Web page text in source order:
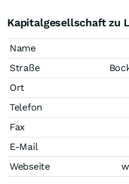
Kapitalgesellschaft zu
Name
Straße
Ort
Telefon
Fax
E-Mail
Webseite